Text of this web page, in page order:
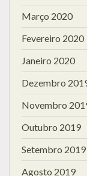
Março 2020
Fevereiro 2020
Janeiro 2020
Dezembro
Novembro
Outubro 2019
Setembro 2019
Agosto 2019